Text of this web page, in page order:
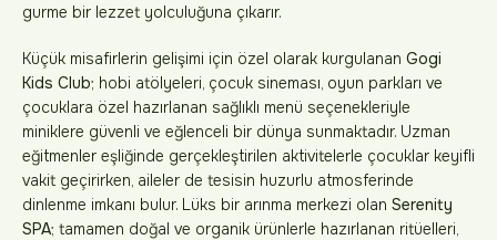
gurme bir lezzet yolculuğuna çıkarır.
Küçük misafirlerin gelişimi için özel olarak kurgulanan Gogi
Kids Club; hobi atölyeleri, çocuk sineması, oyun parkları ve
çocuklara özel hazırlanan sağlıklı menü seçenekleriyle
miniklere güvenli ve eğlenceli bir dünya sunmaktadır. Uzman
eğitmenler eşliğinde gerçekleştirilen aktivitelerle çocuklar keyifli
vakit geçirirken, aileler de tesisin huzurlu atmosferinde
dinlenme imkanı bulur. Lüks bir arınma merkezi olan Serenity
SPA; tamamen doğal ve organik ürünlerle hazırlanan ritüelleri,